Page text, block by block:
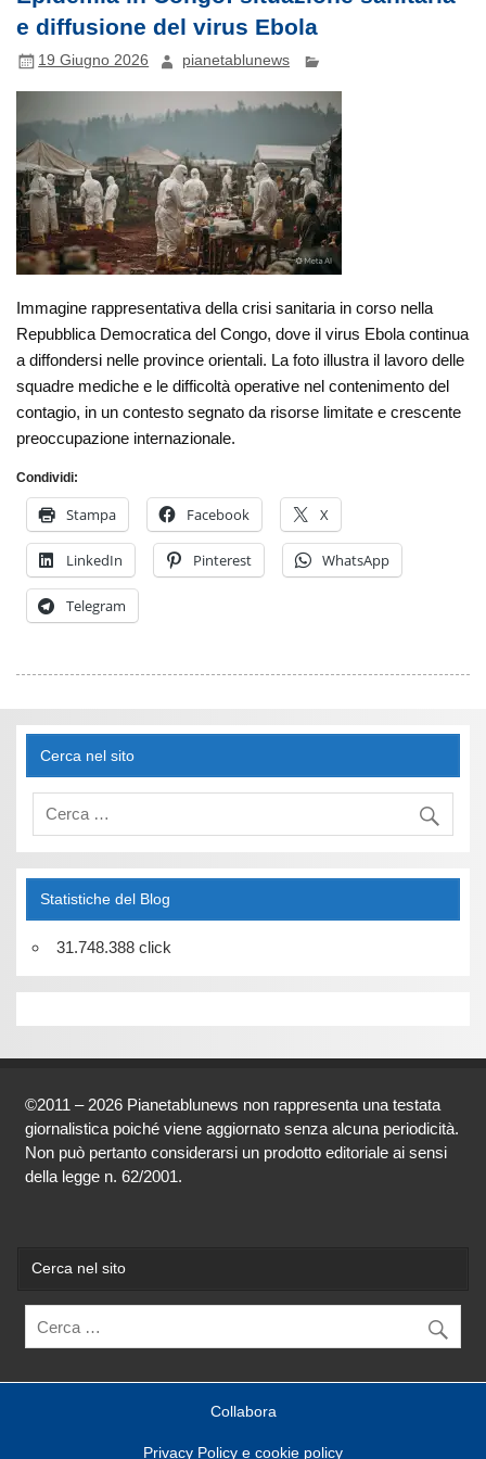
e diffusione del virus Ebola
19 Giugno 2026 pianetablunews
Immagine rappresentativa della crisi sanitaria in corso nella
Repubblica Democratica del Congo, dove il virus Ebola continua
a diffondersi nelle province orientali. La foto illustra il lavoro delle
squadre mediche e le difficoltà operative nel contenimento del
contagio, in un contesto segnato da risorse limitate e crescente
preoccupazione internazionale.
Condividi:
Stampa Facebook X
LinkedIn Pinterest WhatsApp
Telegram
Cerca nel sito
Statistiche del Blog
31.748.388 click
©2011 – 2026 Pianetablunews non rappresenta una testata
giornalistica poiché viene aggiornato senza alcuna periodicità.
Non può pertanto considerarsi un prodotto editoriale ai sensi
della legge n. 62/2001.
Cerca nel sito
Collabora
Privacy Policy e cookie policy